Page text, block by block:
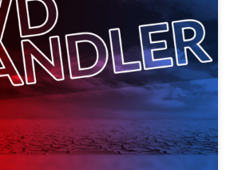
des Agora Energiewendepapers mit der
Bundesregierung